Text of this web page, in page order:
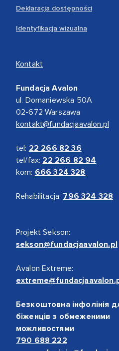
Deklaracja dostępności
Identyfikacja wizualna
Kontakt
Fundacja Avalon
ul. Domaniewska 50A
02-672 Warszawa
kontakt@fundacjaavalon.pl
tel: 22 266 82 36
tel/fax: 22 266 82 94
kom: 666 324 328
Rehabilitacja: 796 324 328
Projekt Sekson:
sekson@fundacjaavalon.pl
Avalon Extreme:
Безкоштовна інфолінія
біженців з обмеженими
можливостями
790 688 222